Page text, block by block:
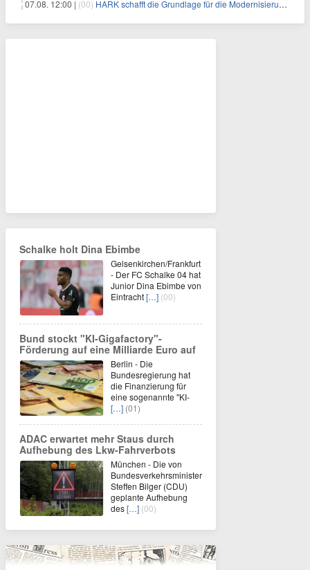
07.08. 12:00 | (00) HARK schafft die Grundlage für die Modernisierung seiner IBM i-Anwendungen
Schalke holt Dina Ebimbe
Gelsenkirchen/Frankfurt
- Der FC Schalke 04 hat
Junior Dina Ebimbe von
Eintracht[…] (00)
Bund stockt "KI-Gigafactory"-
Förderung auf eine Milliarde Euro auf
Berlin - Die
Bundesregierung hat
die Finanzierung für
eine sogenannte "KI-
[…] (01)
ADAC erwartet mehr Staus durch
Aufhebung des Lkw-Fahrverbots
München - Die von
Bundesverkehrsminister
Steffen Bilger (CDU)
geplante Aufhebung
des[…] (00)